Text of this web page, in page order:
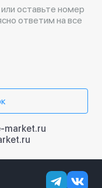
оставьте номер
ответим на все
market.ru